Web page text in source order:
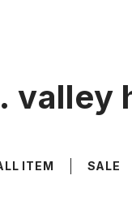
valley
ITEM SALE